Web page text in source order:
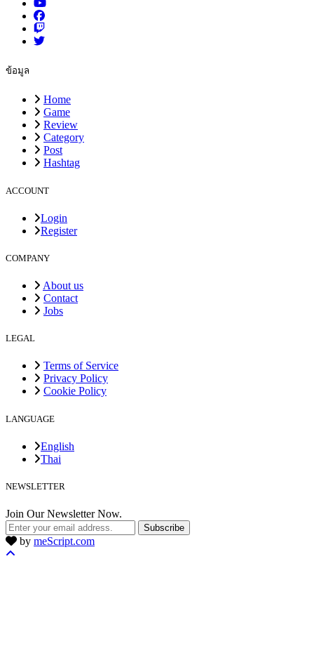
ข้อมูล
Home
Game
Review
Category
Post
Hashtag
ACCOUNT
Login
Register
COMPANY
About us
Contact
Jobs
LEGAL
Terms of Service
Privacy Policy
Cookie Policy
LANGUAGE
English
Thai
NEWSLETTER
Join Our Newsletter Now.
Subscribe
by meScript.com